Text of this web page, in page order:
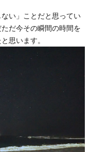
い」ことだと思ってい
だ今その瞬間の時間を
思います。